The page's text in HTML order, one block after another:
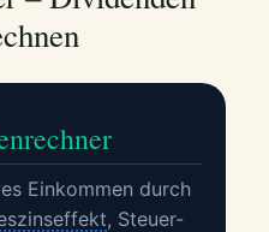
Einkommen durch
, Steuer-